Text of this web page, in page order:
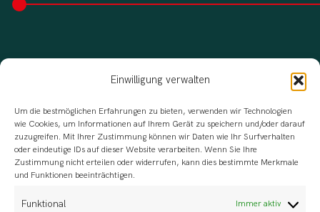
Einwilligung verwalten
Um die bestmöglichen Erfahrungen zu bieten, verwenden wir Technologien
wie Cookies, um Informationen auf Ihrem Gerät zu speichern und/oder darauf
zuzugreifen. Mit Ihrer Zustimmung können wir Daten wie Ihr Surfverhalten
oder eindeutige IDs auf dieser Website verarbeiten. Wenn Sie Ihre
Zustimmung nicht erteilen oder widerrufen, kann dies bestimmte Merkmale
und Funktionen beeinträchtigen.
Funktional Immer aktiv